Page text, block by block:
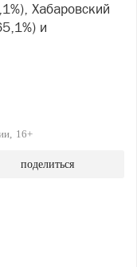
Хабаровский
и
16+
поделиться